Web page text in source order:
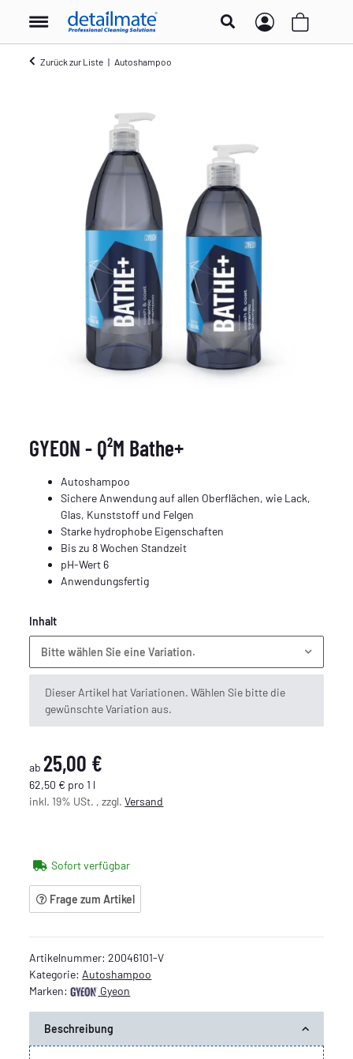
Zurück zur Liste Autoshampoo
GYEON - Q²M Bathe+
Autoshampoo
Sichere Anwendung auf allen Oberflächen, wie Lack,
Glas, Kunststoff und Felgen
Starke hydrophobe Eigenschaften
Bis zu 8 Wochen Standzeit
pH-Wert 6
Anwendungsfertig
Inhalt
Bitte wählen Sie eine Variation.
x
Dieser Artikel hat Variationen. Wählen Sie bitte die
gewünschte Variation aus.
ab25,00 €
62,50 € pro 1 l
inkl. 19% USt. , zzgl.Versand
Sofort verfügbar
Frage zum Artikel
Artikelnummer:20046101-V
Kategorie: Autoshampoo
Marken:
Gyeon
Beschreibung